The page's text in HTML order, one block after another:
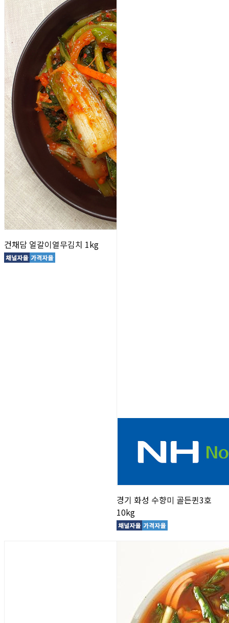
건채담 얼갈이열무김치 1kg
경기 화성 수향미 골든퀸3호
10kg